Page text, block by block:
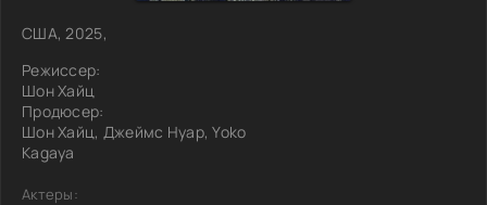
США, 2025,
Режиссер:
Шон Хайц
Продюсер:
Шон Хайц, Джеймс Нуар, Yoko
Kagaya
Актеры: